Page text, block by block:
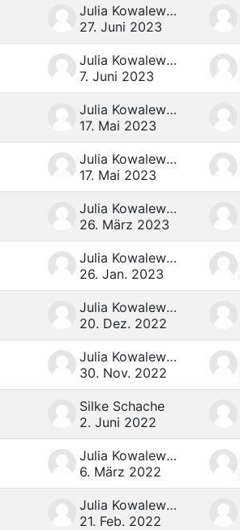
Julia Kowalewski
27. Juni 2023
Julia Kowalewski
7. Juni 2023
Julia Kowalewski
17. Mai 2023
Julia Kowalewski
17. Mai 2023
Julia Kowalewski
26. März 2023
Julia Kowalewski
26. Jan. 2023
Julia Kowalewski
20. Dez. 2022
Julia Kowalewski
30. Nov. 2022
Silke Schache
2. Juni 2022
Julia Kowalewski
6. März 2022
Julia Kowalewski
21. Feb. 2022